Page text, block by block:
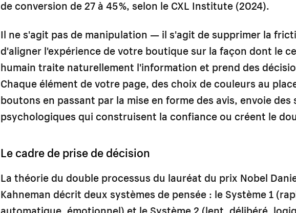
de conversion de 27 à 45 %, selon le CXL Institute (2024).
Il ne s'agit pas de manipulation — il s'agit de supprimer la
d'aligner l'expérience de votre boutique sur la façon dont le
humain traite naturellement l'information et prend des
Chaque élément de votre page, des choix de couleurs au
boutons en passant par la mise en forme des avis, envoie des
psychologiques qui construisent la confiance ou créent le
Le cadre de prise de décision
La théorie du double processus du lauréat du prix Nobel
Kahneman décrit deux systèmes de pensée : le Système 1
automatique, émotionnel) et le Système 2 (lent, délibéré,